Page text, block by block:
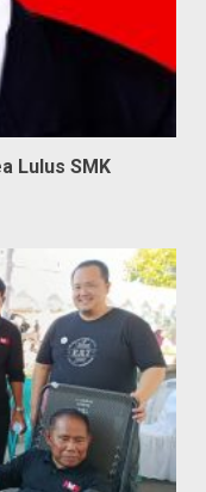
Lulus SMK